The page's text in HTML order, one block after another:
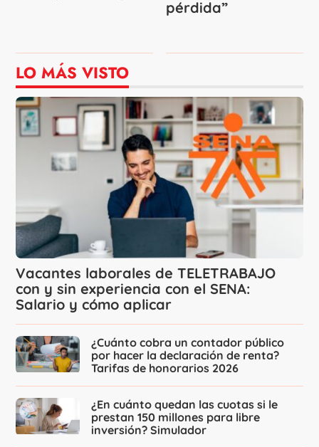
pérdida”
LO MÁS VISTO
Vacantes laborales de TELETRABAJO
con y sin experiencia con el SENA:
Salario y cómo aplicar
¿Cuánto cobra un contador público
por hacer la declaración de renta?
Tarifas de honorarios 2026
¿En cuánto quedan las cuotas si le
prestan 150 millones para libre
inversión? Simulador